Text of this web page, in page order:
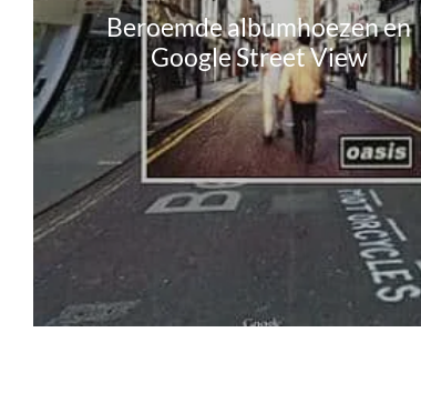
Beroemde albumhoezen en
Google Street View